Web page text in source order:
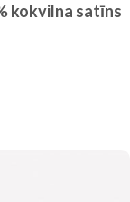
kokvilna satīns